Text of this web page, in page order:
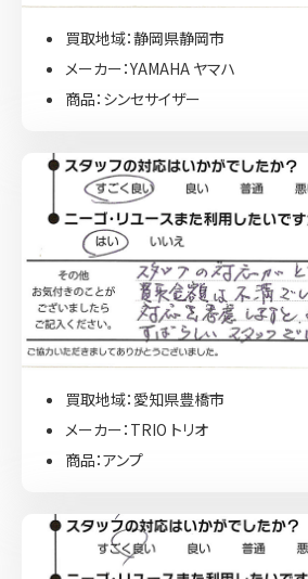
買取地域：静岡県静岡市
メーカー：YAMAHA ヤマハ
商品：シンセサイザー
買取地域：愛知県豊橋市
メーカー：TRIO トリオ
商品：アンプ